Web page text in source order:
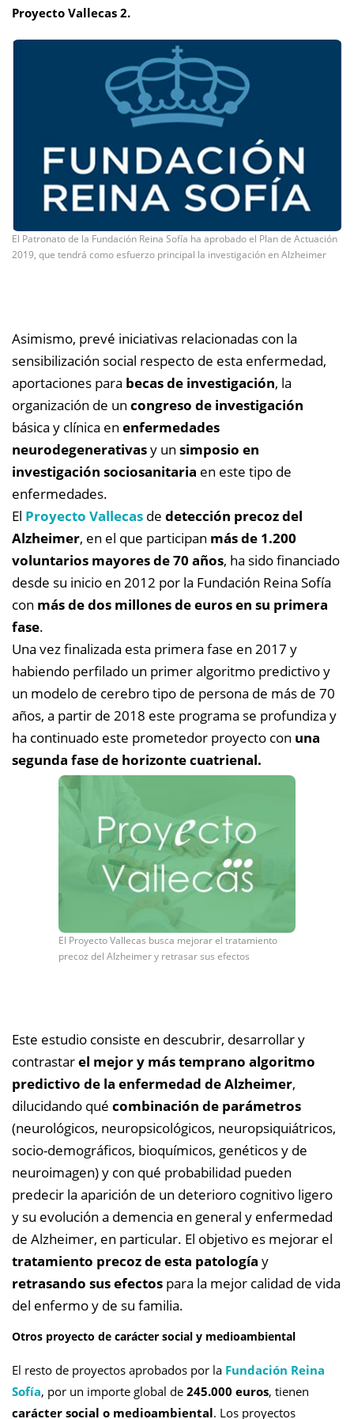
Proyecto Vallecas 2.
El Patronato de la Fundación Reina Sofía ha aprobado el Plan de Actuación
2019, que tendrá como esfuerzo principal la investigación en Alzheimer
Asimismo, prevé iniciativas relacionadas con la
sensibilización social respecto de esta enfermedad,
aportaciones para becas de investigación, la
organización de un congreso de investigación
básica y clínica en enfermedades
neurodegenerativasy un simposio en
investigación sociosanitaria en este tipo de
enfermedades.
El Proyecto Vallecas de detección precoz del
Alzheimer, en el que participan más de 1.200
voluntarios mayores de 70 años, ha sido financiado
desde su inicio en 2012 por la Fundación Reina Sofía
con más de dos millones de euros en su primera
fase.
Una vez finalizada esta primera fase en 2017 y
habiendo perfilado un primer algoritmo predictivo y
un modelo de cerebro tipo de persona de más de 70
años, a partir de 2018 este programa se profundiza y
ha continuado este prometedor proyecto con una
segunda fase de horizonte cuatrienal.
El Proyecto Vallecas busca mejorar el tratamiento
precoz del Alzheimer y retrasar sus efectos
Este estudio consiste en descubrir, desarrollar y
contrastarel mejor y más temprano algoritmo
predictivo de la enfermedad de Alzheimer,
dilucidando qué combinación de parámetros
(neurológicos, neuropsicológicos, neuropsiquiátricos,
socio-demográficos, bioquímicos, genéticos y de
neuroimagen) y con qué probabilidad pueden
predecir la aparición de un deterioro cognitivo ligero
y su evolución a demencia en general y enfermedad
de Alzheimer, en particular. El objetivo es mejorar el
tratamiento precoz de esta patología y
retrasando sus efectos para la mejor calidad de vida
del enfermo y de su familia.
Otros proyecto de carácter social y medioambiental
El resto de proyectos aprobados por la Fundación Reina
Sofía, por un importe global de 245.000 euros, tienen
carácter social o medioambiental. Los proyectos